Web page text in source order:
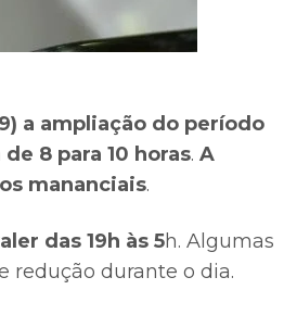
a ampliação do período
8 para 10 horas. A
mananciais.
das 19h às 5h. Algumas
redução durante o dia.